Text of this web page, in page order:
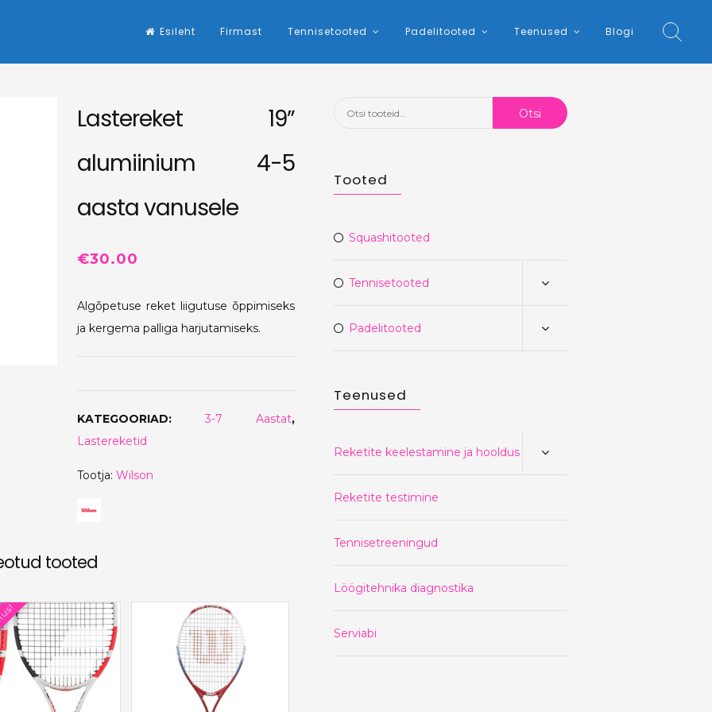
Esileht Firmast Tennisetooted Padelitooted Teenused Blogi
Lastereket 19”
alumiinium 4-5
aasta vanusele
€30.00
Algõpetuse reket liigutuse õppimiseks
ja kergema palliga harjutamiseks.
KATEGOORIAD:3-7 Aastat,
Lastereketid
Tootja:Wilson
tooted
Otsi: Otsi
Tooted
Squashitooted
Tennisetooted
Padelitooted
Teenused
Reketite keelestamine ja hooldus
Reketite testimine
Tennisetreeningud
Löögitehnika diagnostika
Serviabi